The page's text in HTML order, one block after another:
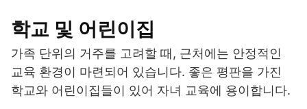
학교 및 어린이집
가족 단위의 거주를 고려할 때, 근처에는 안정적인
교육 환경이 마련되어 있습니다. 좋은 평판을 가진
학교와 어린이집들이 있어 자녀 교육에 용이합니다.